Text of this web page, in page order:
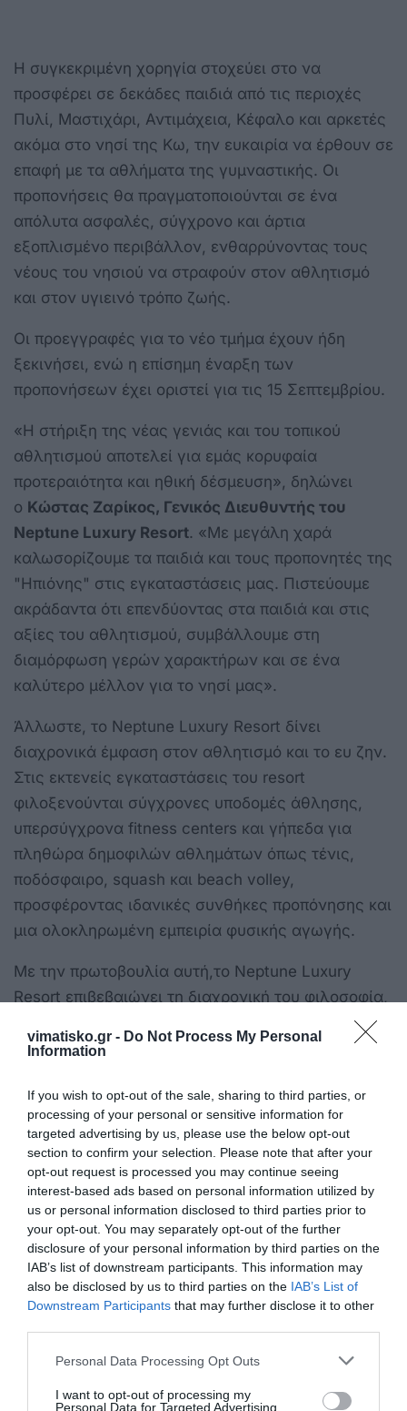
vimatisko.gr - Do Not Process My Personal
Information
If you wish to opt-out of the sale, sharing to third parties, or
processing of your personal or sensitive information for
targeted advertising by us, please use the below opt-out
section to confirm your selection. Please note that after your
opt-out request is processed you may continue seeing
interest-based ads based on personal information utilized by
us or personal information disclosed to third parties prior to
your opt-out. You may separately opt-out of the further
disclosure of your personal information by third parties on the
IAB’s list of downstream participants. This information may
also be disclosed by us to third parties on the IAB’s List of
Downstream Participants that may further disclose it to other
Personal Data Processing Opt Outs
I want to opt-out of processing my
Personal Data for Targeted Advertising.
Η συγκεκριμένη χορηγία στοχεύει στο να
προσφέρει σε δεκάδες παιδιά από τις περιοχές
Πυλί, Μαστιχάρι, Αντιμάχεια, Κέφαλο και αρκετές
ακόμα στο νησί της Κω, την ευκαιρία να έρθουν σε
επαφή με τα αθλήματα της γυμναστικής. Οι
προπονήσεις θα πραγματοποιούνται σε ένα
απόλυτα ασφαλές, σύγχρονο και άρτια
εξοπλισμένο περιβάλλον, ενθαρρύνοντας τους
νέους του νησιού να στραφούν στον αθλητισμό
και στον υγιεινό τρόπο ζωής.
Οι προεγγραφές για το νέο τμήμα έχουν ήδη
ξεκινήσει, ενώ η επίσημη έναρξη των
προπονήσεων έχει οριστεί για τις 15 Σεπτεμβρίου.
«Η στήριξη της νέας γενιάς και του τοπικού
αθλητισμού αποτελεί για εμάς κορυφαία
προτεραιότητα και ηθική δέσμευση», δηλώνει
ο Κώστας Ζαρίκος, Γενικός Διευθυντής του
Neptune Luxury Resort. «Με μεγάλη χαρά
καλωσορίζουμε τα παιδιά και τους προπονητές της
"Ηπιόνης" στις εγκαταστάσεις μας. Πιστεύουμε
ακράδαντα ότι επενδύοντας στα παιδιά και στις
αξίες του αθλητισμού, συμβάλλουμε στη
διαμόρφωση γερών χαρακτήρων και σε ένα
καλύτερο μέλλον για το νησί μας».
Άλλωστε, το Neptune Luxury Resort δίνει
διαχρονικά έμφαση στον αθλητισμό και το ευ ζην.
Στις εκτενείς εγκαταστάσεις του resort
φιλοξενούνται σύγχρονες υποδομές άθλησης,
υπερσύγχρονα fitness centers και γήπεδα για
πληθώρα δημοφιλών αθλημάτων όπως τένις,
ποδόσφαιρο, squash και beach volley,
προσφέροντας ιδανικές συνθήκες προπόνησης και
μια ολοκληρωμένη εμπειρία φυσικής αγωγής.
Με την πρωτοβουλία αυτή, το Neptune Luxury
Resort επιβεβαιώνει τη διαχρονική του φιλοσοφία,
η οποία δεν περιορίζεται στην παροχή υπηρεσιών
φιλοξενίας υψηλών προδιαγραφών, αλλά
κοινωνική υπευθυνότητα απέναντι στον τόπο που
το φιλοξενεί εδώ και τρεις δεκαετίες.
-Τέλος-
Σχετικά με το Neptune Luxury Resort:
Το Neptune Luxury Resort είναι ένα πολυτελές 5*
ξενοδοχείο στην Κω, που συνδυάζει την αυθεντική
ελληνική φιλοξενία με σύγχρονες ανέσεις και
υπηρεσίες υψηλών προδιαγραφών σε μια
προνομιακή παραθαλάσσια τοποθεσία στο